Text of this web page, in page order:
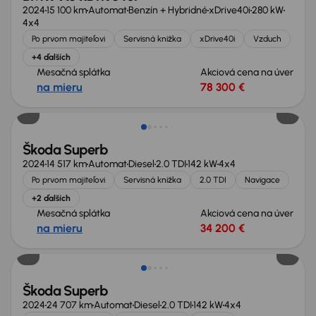
202415 100 kmAutomatBenzín + HybridnéxDrive40i280 kW
4x4
Po prvom majiteľovi Servisná knižka xDrive40i
Vzduch
+4 ďalších
Mesačná splátka
na mieru
Akciová cena na úver
78 300 €
Zlacnené o 3 400 €
Škoda Superb
202414 517 kmAutomatDiesel2.0 TDI142 kW4x4
Po prvom majiteľovi Servisná knižka 2.0 TDI
Navigace
+2 ďalších
Mesačná splátka
na mieru
Akciová cena na úver
34 200 €
Zlacnené o 3 400 €
Škoda Superb
202424 707 kmAutomatDiesel2.0 TDI142 kW4x4